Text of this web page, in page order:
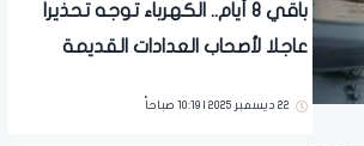
باقي 8 أيام.. الكهرباء توجه تحذيرا
عاجلا لأصحاب العدادات القديمة
22 ديسمبر 2025 | 10:19 صباحاً